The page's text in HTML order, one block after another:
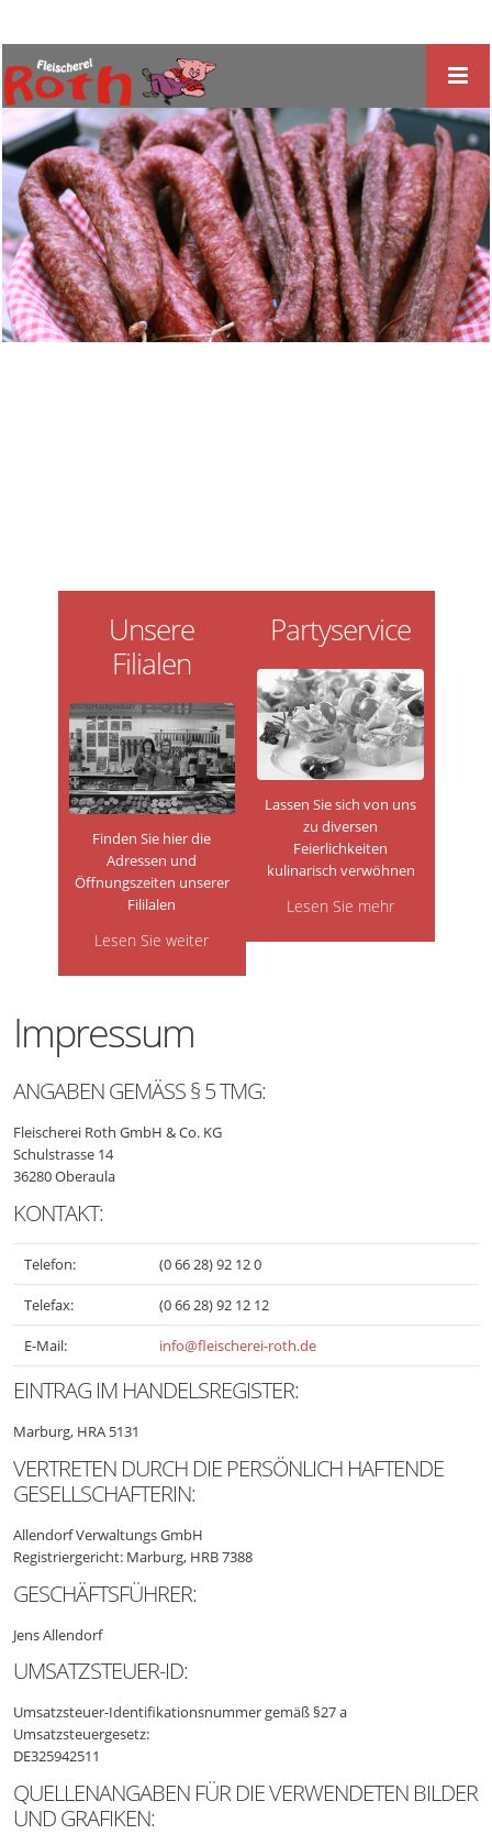
Unsere
Filialen
Finden Sie hier die
Adressen und
Öffnungszeiten unserer
Fililalen
Lesen Sie weiter
Partyservice
Lassen Sie sich von uns
zu diversen
Feierlichkeiten
kulinarisch verwöhnen
Lesen Sie mehr
Impressum
ANGABEN GEMÄSS § 5 TMG:
Fleischerei Roth GmbH & Co. KG
Schulstrasse 14
36280 Oberaula
KONTAKT:
Telefon: (0 66 28) 92 12 0
Telefax: (0 66 28) 92 12 12
E-Mail: info@fleischerei-roth.de
EINTRAG IM HANDELSREGISTER:
Marburg, HRA 5131
VERTRETEN DURCH DIE PERSÖNLICH HAFTENDE
GESELLSCHAFTERIN:
Allendorf Verwaltungs GmbH
Registriergericht: Marburg, HRB 7388
GESCHÄFTSFÜHRER:
Jens Allendorf
UMSATZSTEUER-ID:
Umsatzsteuer-Identifikationsnummer gemäß §27 a
Umsatzsteuergesetz:
DE325942511
QUELLENANGABEN FÜR DIE VERWENDETEN BILDER
UND GRAFIKEN: